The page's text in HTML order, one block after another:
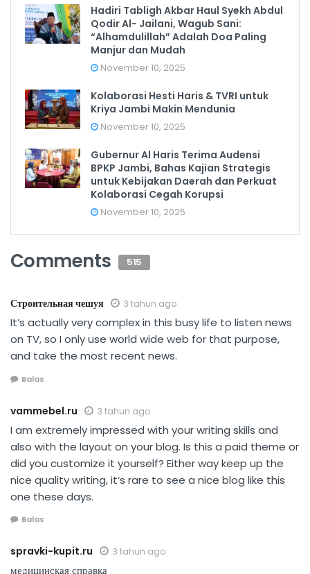
Hadiri Tabligh Akbar Haul Syekh Abdul
Qodir Al- Jailani, Wagub Sani:
“Alhamdulillah” Adalah Doa Paling
Manjur dan Mudah
November 10, 2025
Kolaborasi Hesti Haris & TVRI untuk
Kriya Jambi Makin Mendunia
November 10, 2025
Gubernur Al Haris Terima Audensi
BPKP Jambi, Bahas Kajian Strategis
untuk Kebijakan Daerah dan Perkuat
Kolaborasi Cegah Korupsi
November 10, 2025
Comments 515
Строительная чешуя 3 tahun ago
It’s actually very complex in this busy life to listen news
on TV, so I only use world wide web for that purpose,
and take the most recent news.
Balas
vammebel.ru 3 tahun ago
I am extremely impressed with your writing skills and
also with the layout on your blog. Is this a paid theme or
did you customize it yourself? Either way keep up the
nice quality writing, it’s rare to see a nice blog like this
one these days.
Balas
spravki-kupit.ru 3 tahun ago
медицинская справка